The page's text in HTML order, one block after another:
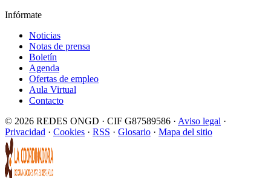
Infórmate
Noticias
Notas de prensa
Boletín
Agenda
Ofertas de empleo
Aula Virtual
Contacto
© 2026 REDES ONGD · CIF G87589586 · Aviso legal ·
Privacidad · Cookies · RSS · Glosario · Mapa del sitio